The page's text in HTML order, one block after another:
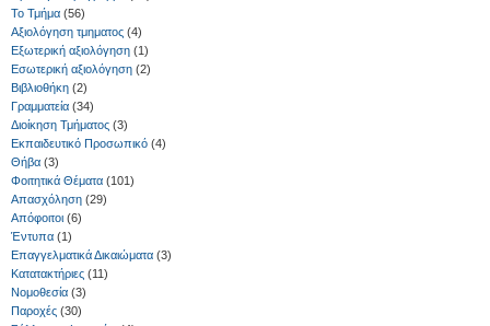
Το Τμήμα (56)
Αξιολόγηση τμηματος (4)
Εξωτερική αξιολόγηση (1)
Εσωτερική αξιολόγηση (2)
Βιβλιοθήκη (2)
Γραμματεία (34)
Διοίκηση Τμήματος (3)
Εκπαιδευτικό Προσωπικό (4)
Θήβα (3)
Φοιτητικά Θέματα (101)
Απασχόληση (29)
Απόφοιτοι (6)
Έντυπα (1)
Επαγγελματικά Δικαιώματα (3)
Κατατακτήριες (11)
Νομοθεσία (3)
Παροχές (30)